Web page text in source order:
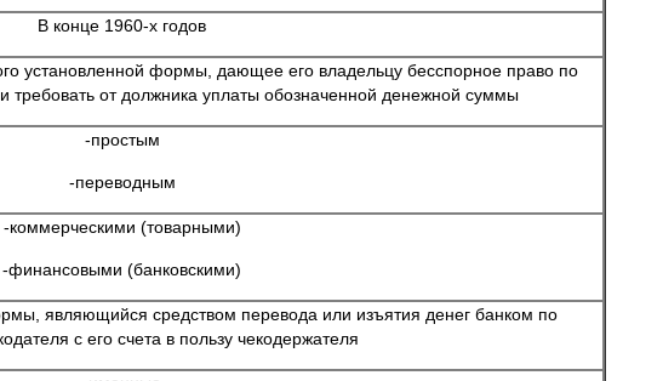
В конце 1960-х годов
установленной формы, дающее его владельцу бесспорное право по
требовать от должника уплаты обозначенной денежной суммы
-простым
-переводным
-коммерческими (товарными)
-финансовыми (банковскими)
являющийся средством перевода или изъятия денег банком по
с его счета в пользу чекодержателя